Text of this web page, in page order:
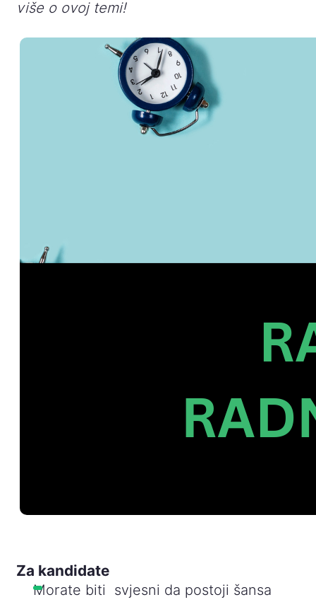
više o ovoj temi!
Za kandidate
Morate biti svjesni da postoji šansa